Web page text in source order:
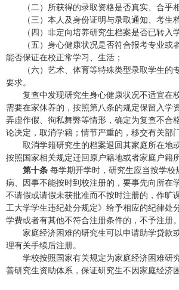
（二）所获得的录取资格是否真实、合乎
（三）本人及身份证明与录取通知、考生
（四）非定向培养研究生档案是否已转入
（五）身心健康状况是否符合报考专业或
能否保证在校正常学习、生活；
（六）艺术、体育等特殊类型录取学生的
要求。
复查中发现研究生身心健康状况不适宜在
需要在家休养的，按照第八条的规定保留入学
弄虚作假、徇私舞弊等情形，确定为复查不合
论决定，取消学籍；情节严重的，移交有关部
取消学籍研究生的档案退回其家庭所在地
按照国家相关规定迁回原户籍地或者家庭户籍
第十条 每学期开学时，研究生应当按学校
病、因事不能按时到校注册的，要事先向所在
不请假或请假未获批准而不按时注册的，作旷
工大学学生违纪处分规定》给予相应的纪律处
学费或者有其他不符合注册条件的，不予注册。
家庭经济困难的研究生可以申请助学贷款
理有关手续后注册。
学校按照国家有关规定为家庭经济困难研
善研究生资助体系，保证研究生不因家庭经济